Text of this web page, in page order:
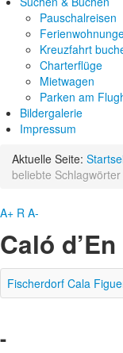
Pauschalreisen
Kreuzfahrt
Charterflüge
Mietwagen
Parken am
Bildergalerie
Impressum
Aktuelle Seite:
beliebte
A+ R A-
Caló
Fischerdorf Cala
-